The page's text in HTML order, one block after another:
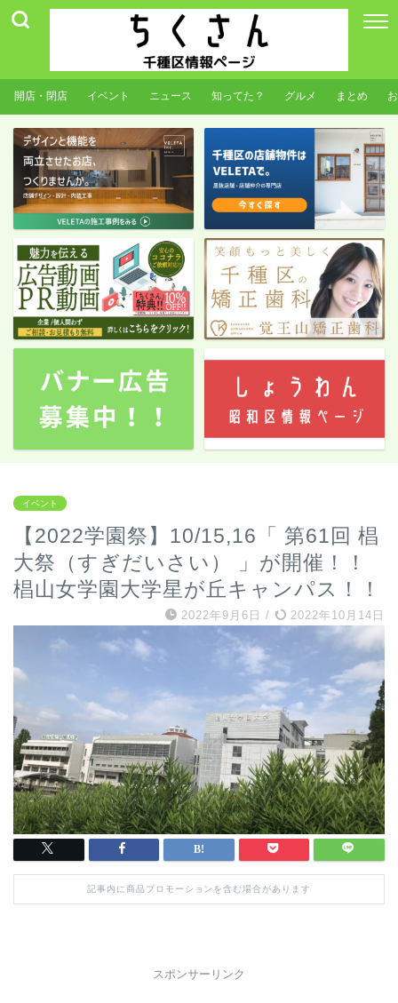
開店・閉店 イベント ニュース 知ってた？ グルメ まとめ
イベント
【2022学園祭】10/15,16「 第61回 椙
大祭（すぎだいさい） 」が開催！！
椙山女学園大学星が丘キャンパス！！
2022年9月6日 / 2022年10月14日
記事内に商品プロモーションを含む場合があります
スポンサーリンク